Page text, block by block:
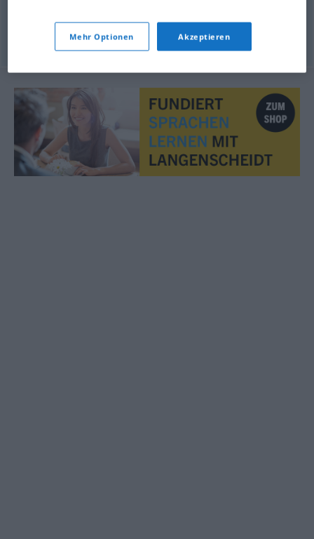
© OpenThesaurus.de
Mehr Optionen Akzeptieren